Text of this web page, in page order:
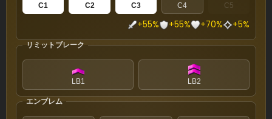
C1 C2 C3 C4 C5
+55% +55% +70% +5%
リミットブレーク
LB1 LB2
エンブレム